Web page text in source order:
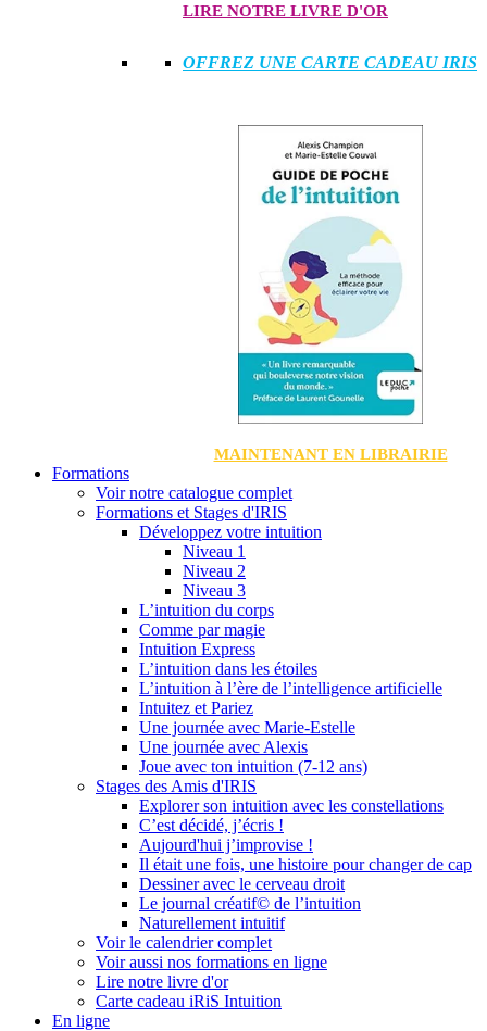
LIRE NOTRE LIVRE D'OR
OFFREZ UNE CARTE CADEAU IRIS
MAINTENANT EN LIBRAIRIE
Formations
Voir notre catalogue complet
Formations et Stages d'IRIS
Développez votre intuition
Niveau 1
Niveau 2
Niveau 3
L’intuition du corps
Comme par magie
Intuition Express
L’intuition dans les étoiles
L’intuition à l’ère de l’intelligence artificielle
Intuitez et Pariez
Une journée avec Marie-Estelle
Une journée avec Alexis
Joue avec ton intuition (7-12 ans)
Stages des Amis d'IRIS
Explorer son intuition avec les constellations
C’est décidé, j’écris !
Aujourd'hui j’improvise !
Il était une fois, une histoire pour changer de cap
Dessiner avec le cerveau droit
Le journal créatif© de l’intuition
Naturellement intuitif
Voir le calendrier complet
Voir aussi nos formations en ligne
Lire notre livre d'or
Carte cadeau iRiS Intuition
En ligne